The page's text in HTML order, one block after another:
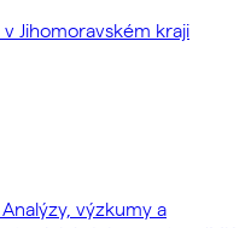
Jihomoravském kraji
výzkumy a